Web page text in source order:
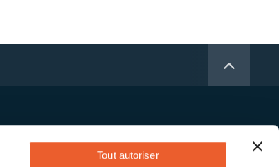
Tout autoriser